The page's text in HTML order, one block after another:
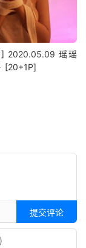
] 2020.05.09 瑶瑶
[20+1P]
提交评论